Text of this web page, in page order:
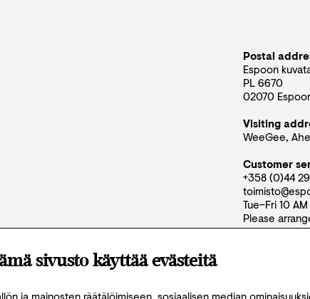
sivusto käyttää evästeitä
Postal
Espoon
PL 6670
02070
Visiting
WeeGee,
Customer
+358 (0)44
Tue–Fri 10
Please
customer